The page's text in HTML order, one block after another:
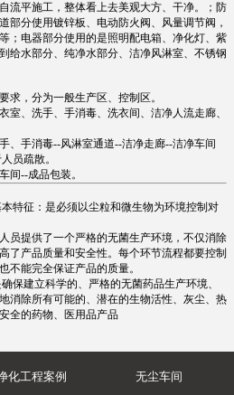
流平施工，整体看上去美观大方、干净。；防
部分使用镀锌板、电动防火阀、风量调节阀，
；电器部分使用的是照明配电箱、净化灯、紫
给水部分、纯净水部分、洁净风淋室、不锈钢
，分为一般生产区、控制区。
、洗手、手消毒、洗衣间、洁净人流走廊、
、手消毒--风淋室通道--洁净走廊--洁净车间
员疏散。
间--成品包装。
特征：是必须以尘粒和微生物为环境控制对
员提供了一个严格的无菌生产环境，不仅消除
了产品质量和安全性。每个环节流程都要控制
不能完全保证产品的质量。
保建立科学的、严格的无菌药品生产环境、
消除所有可能的、潜在的生物活性、灰尘、热
全的药物、医用品产品
化工程案例 无尘车间